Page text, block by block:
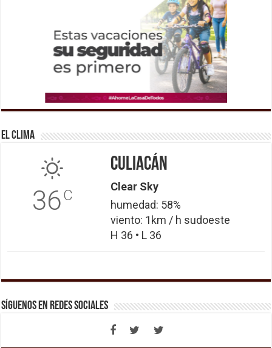
El Clima
36C
Culiacán
Clear Sky
humedad: 58%
viento: 1km / h sudoeste
H 36 • L 36
Síguenos en Redes Sociales